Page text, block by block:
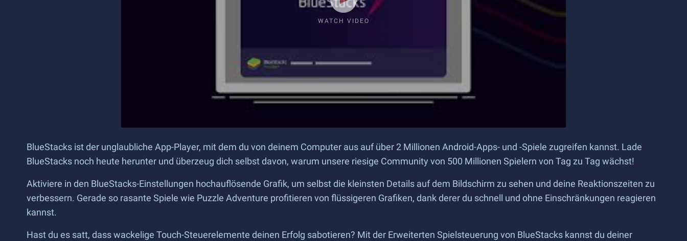
WATCH VIDEO
BlueStacks ist der unglaubliche App-Player, mit dem du von deinem Computer aus auf über 2 Millionen Android-Apps- und -Spiele zugreifen kannst. Lade
BlueStacks noch heute herunter und überzeug dich selbst davon, warum unsere riesige Community von 500 Millionen Spielern von Tag zu Tag wächst!
Aktiviere in den BlueStacks-Einstellungen hochauflösende Grafik, um selbst die kleinsten Details auf dem Bildschirm zu sehen und deine Reaktionszeiten zu
verbessern. Gerade so rasante Spiele wie Puzzle Adventure profitieren von flüssigeren Grafiken, dank derer du schnell und ohne Einschränkungen reagieren
kannst.
Hast du es satt, dass wackelige Touch-Steuerelemente deinen Erfolg sabotieren? Mit der Erweiterten Spielsteuerung von BlueStacks kannst du deiner